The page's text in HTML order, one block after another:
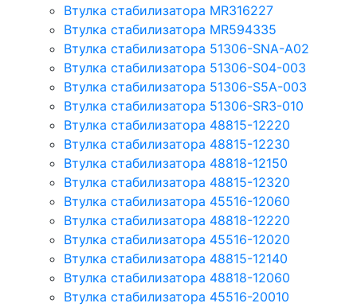
Втулка стабилизатора MR316227
Втулка стабилизатора MR594335
Втулка стабилизатора 51306-SNA-A02
Втулка стабилизатора 51306-S04-003
Втулка стабилизатора 51306-S5A-003
Втулка стабилизатора 51306-SR3-010
Втулка стабилизатора 48815-12220
Втулка стабилизатора 48815-12230
Втулка стабилизатора 48818-12150
Втулка стабилизатора 48815-12320
Втулка стабилизатора 45516-12060
Втулка стабилизатора 48818-12220
Втулка стабилизатора 45516-12020
Втулка стабилизатора 48815-12140
Втулка стабилизатора 48818-12060
Втулка стабилизатора 45516-20010